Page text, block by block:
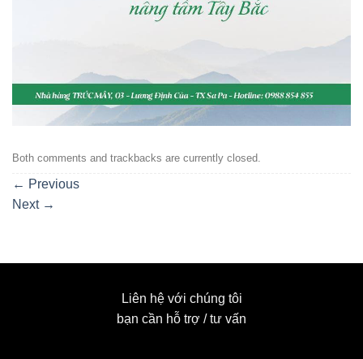
Both comments and trackbacks are currently closed.
← Previous
Next →
Liên hệ với chúng tôi
bạn cần hỗ trợ / tư vấn